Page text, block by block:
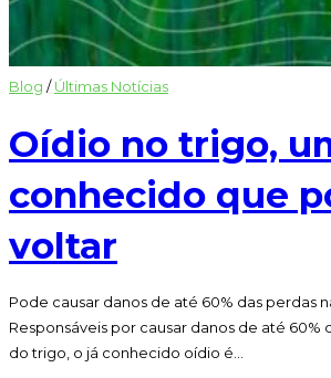
Blog /Últimas Notícias
Oídio no trigo,
conhecido que
voltar
Pode causar danos de até 60% das perdas
Responsáveis por causar danos de até 60%
do trigo, o já conhecido oídio é…